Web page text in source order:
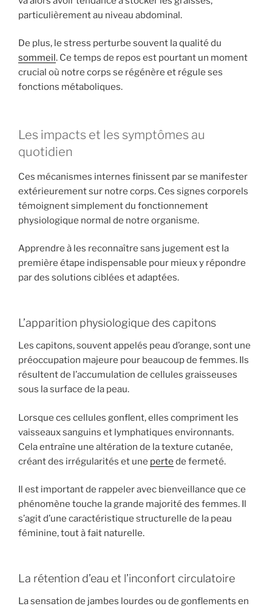
particulièrement au niveau abdominal.
De plus, le stress perturbe souvent la qualité du
sommeil. Ce temps de repos est pourtant un moment
crucial où notre corps se régénère et régule ses
fonctions métaboliques.
Les impacts et les symptômes au
quotidien
Ces mécanismes internes finissent par se manifester
extérieurement sur notre corps. Ces signes corporels
témoignent simplement du fonctionnement
physiologique normal de notre organisme.
Apprendre à les reconnaître sans jugement est la
première étape indispensable pour mieux y répondre
par des solutions ciblées et adaptées.
L’apparition physiologique des capitons
Les capitons, souvent appelés peau d’orange, sont une
préoccupation majeure pour beaucoup de femmes. Ils
résultent de l’accumulation de cellules graisseuses
sous la surface de la peau.
Lorsque ces cellules gonflent, elles compriment les
vaisseaux sanguins et lymphatiques environnants.
Cela entraîne une altération de la texture cutanée,
créant des irrégularités et une perte de fermeté.
Il est important de rappeler avec bienveillance que ce
phénomène touche la grande majorité des femmes. Il
s’agit d’une caractéristique structurelle de la peau
féminine, tout à fait naturelle.
La rétention d’eau et l’inconfort circulatoire
La sensation de jambes lourdes ou de gonflements en